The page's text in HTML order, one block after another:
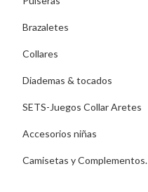
Brazaletes
Collares
Diademas & tocados
SETS-Juegos Collar Aretes
Accesorios niñas
Camisetas y Complementos.